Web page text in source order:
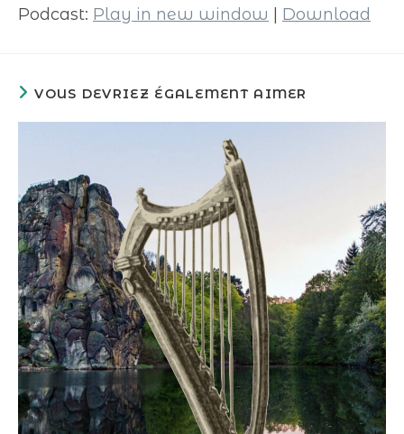
Podcast: Play in new window Download
VOUS DEVRIEZ ÉGALEMENT AIMER